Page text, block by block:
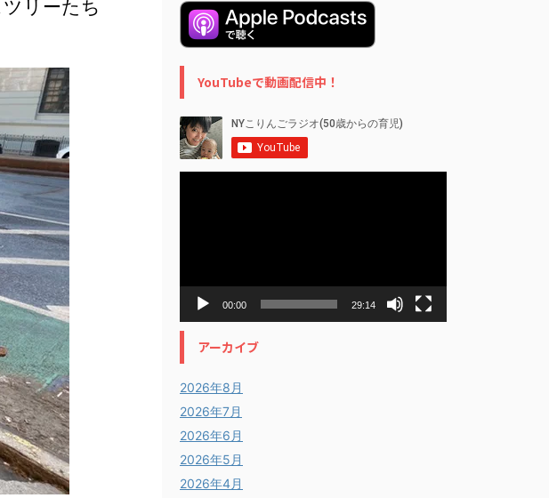
リーたち
YouTubeで動画配信中！
00:00 29:14
アーカイブ
2026年8月
2026年7月
2026年6月
2026年5月
2026年4月